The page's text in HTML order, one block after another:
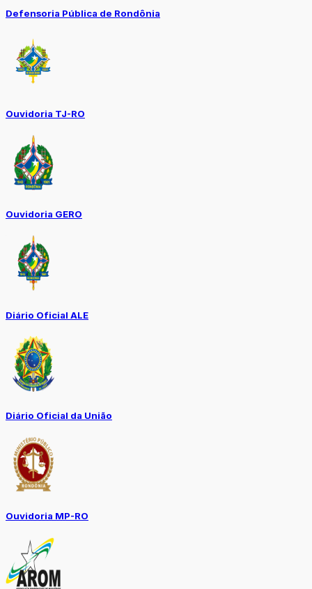
Defensoria Pública de Rondônia
Ouvidoria TJ-RO
Ouvidoria GERO
Diário Oficial ALE
Diário Oficial da União
Ouvidoria MP-RO